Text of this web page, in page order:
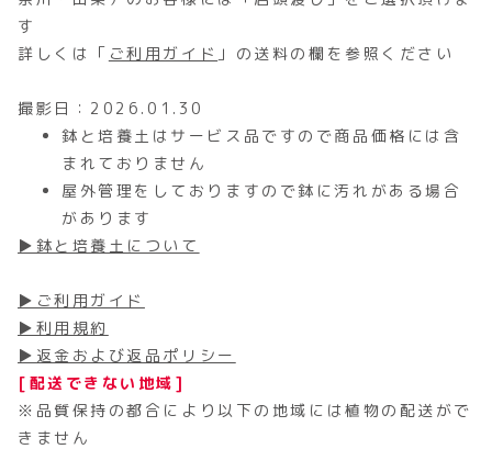
す
詳しくは「 ご利用ガイド 」の送料の欄を参照ください
撮影日：2026.01.30
鉢と培養土はサービス品ですので商品価格には含
まれておりません
屋外管理をしておりますので鉢に汚れがある場合
があります
▶鉢と培養土について
▶ご利用ガイド
▶利用規約
▶返金および返品ポリシー
[配送できない地域]
※品質保持の都合により以下の地域には植物の配送がで
きません